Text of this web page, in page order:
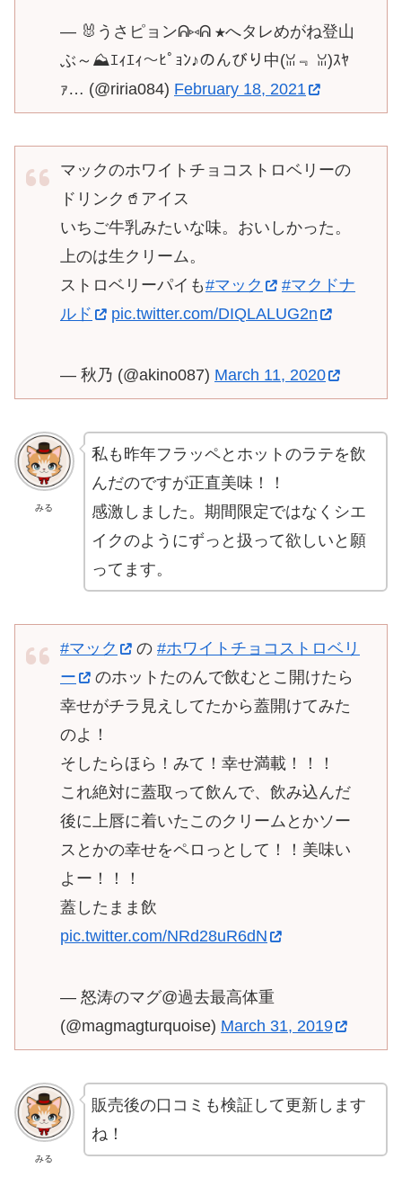
— 🐰うさピョンᕱ⑅︎ᕱ ★へタレめがね登山
ぶ～⛰️ｴｨｴｨ～ﾋﾟｮﾝ♪のんびり中(ꈍ﹃ ꈍ)ｽﾔ
ｧ… (@riria084) February 18, 2021
マックのホワイトチョコストロベリーの
ドリンク🥤アイス
いちご牛乳みたいな味。おいしかった。
上のは生クリーム。
ストロベリーパイも#マック
#マクドナ
ルド
pic.twitter.com/DIQLALUG2n
— 秋乃 (@akino087) March 11, 2020
みる
私も昨年フラッペとホットのラテを飲
んだのですが正直美味！！
感激しました。期間限定ではなくシエ
イクのようにずっと扱って欲しいと願
ってます。
#マック の #ホワイトチョコストロベリ
ー
のホットたのんで飲むとこ開けたら
幸せがチラ見えしてたから蓋開けてみた
のよ！
そしたらほら！みて！幸せ満載！！！
これ絶対に蓋取って飲んで、飲み込んだ
後に上唇に着いたこのクリームとかソー
スとかの幸せをペロっとして！！美味い
よー！！！
蓋したまま飲
pic.twitter.com/NRd28uR6dN
— 怒涛のマグ@過去最高体重
(@magmagturquoise) March 31, 2019
みる
販売後の口コミも検証して更新します
ね！